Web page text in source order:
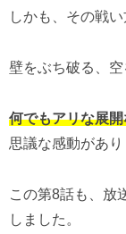
しかも、その戦
壁をぶち破る、
何でもアリな展
思議な感動があり
この第8話も、放
しました。